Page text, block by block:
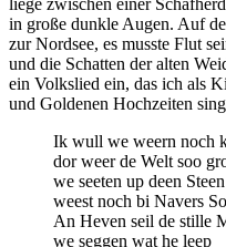
liege zwischen einer
in große dunkle Augen. Auf
zur Nordsee, es musste Flut
und die Schatten der alten
ein Volkslied ein, das ich als
und Goldenen Hochzeiten
Ik wull we weern noch
dor weer de Welt soo
we seeten up deen
weest noch bi Navers
An Heven seil de stille
we seggen wat he leep